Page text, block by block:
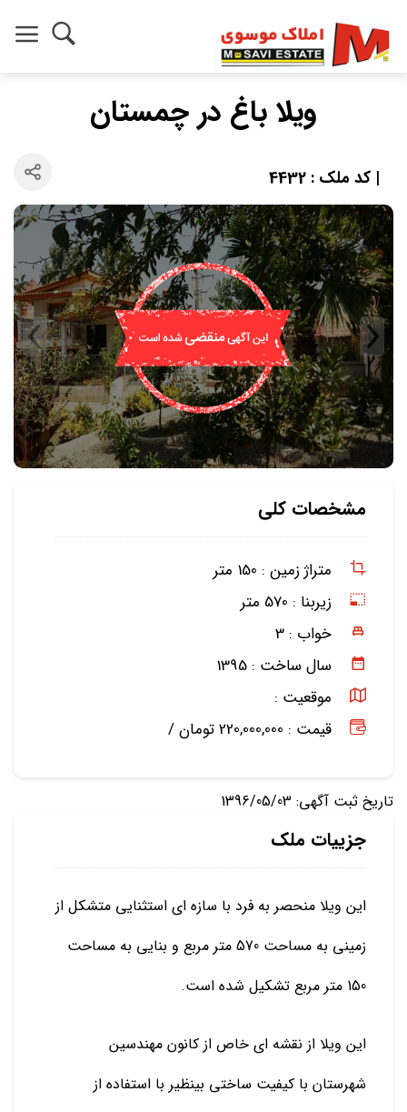
ویلا باغ در چمستان
| کد ملک : 4432
مشخصات کلی
متراژ زمین : 150 متر
زیربنا : 570 متر
خواب : 3
سال ساخت : 1395
موقعیت :
قیمت : 220,000,000 تومان /
تاریخ ثبت آگهی: 1396/05/03
جزییات ملک
این ویلا منحصر به فرد با سازه ای استثنایی متشکل از
زمینی به مساحت 570 متر مربع و بنایی به مساحت
150 متر مربع تشکیل شده است.
این ویلا از نقشه ای خاص از کانون مهندسین
شهرستان با کیفیت ساختی بینظیر با استفاده از